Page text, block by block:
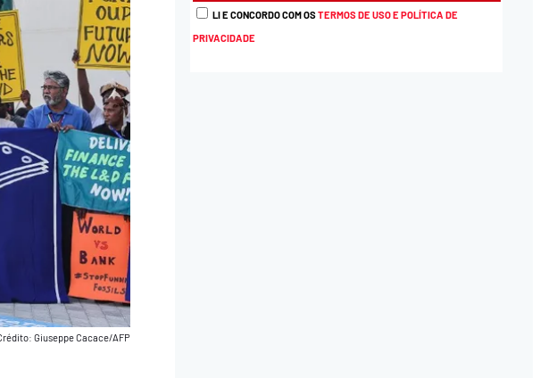
Giuseppe Cacace/AFP
LI E CONCORDO COM OSTERMOS DE USO E POLÍTICA DE
PRIVACIDADE